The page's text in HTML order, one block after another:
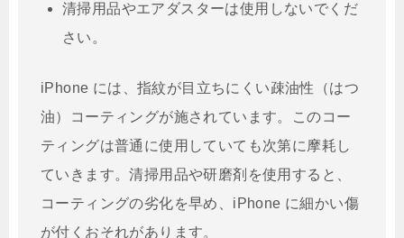
清掃用品やエアダスターは使用しないでくだ
さい。
iPhone には、指紋が目立ちにくい疎油性（はつ
油）コーティングが施されています。このコー
ティングは普通に使用していても次第に摩耗し
ていきます。清掃用品や研磨剤を使用すると、
コーティングの劣化を早め、iPhone に細かい傷
が付くおそれがあります。